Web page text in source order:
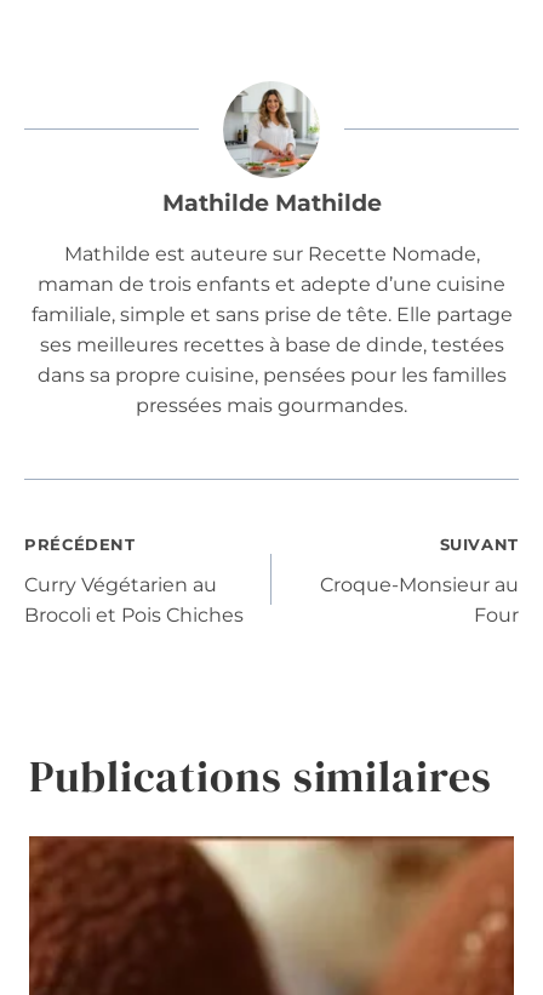
Mathilde Mathilde
Mathilde est auteure sur Recette Nomade,
maman de trois enfants et adepte d’une cuisine
familiale, simple et sans prise de tête. Elle partage
ses meilleures recettes à base de dinde, testées
dans sa propre cuisine, pensées pour les familles
pressées mais gourmandes.
Navigation
de
PRÉCÉDENT
Curry Végétarien au
Brocoli et Pois Chiches
SUIVANT
Croque-Monsieur au
Four
Publications similaires